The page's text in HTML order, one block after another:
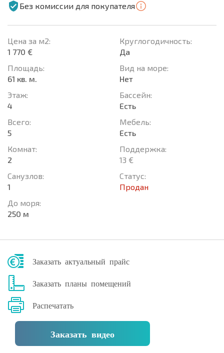
Без комиссии для покупателя
Цена за м2:
1 770 €
Площадь:
61 кв. м.
Этаж:
4
Всего:
5
Комнат:
2
Санузлов:
1
До моря:
250 м
Круглогодичность:
Да
Вид на море:
Нет
Басcейн:
Есть
Мебель:
Есть
Поддержка:
13 €
Статус:
Продан
Заказать актуальный прайс
Заказать планы помещений
Распечатать
Заказать видео